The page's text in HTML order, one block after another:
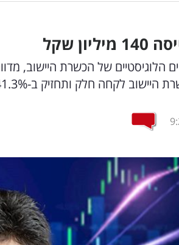
שקל
לקחה חלק ותחזיק ב-41.3%